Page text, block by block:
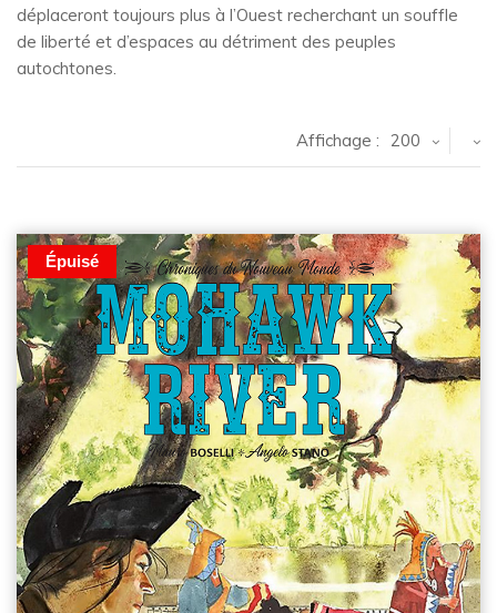
déplaceront toujours plus à l’Ouest recherchant un souffle
de liberté et d’espaces au détriment des peuples
autochtones.
Affichage : 200
Épuisé